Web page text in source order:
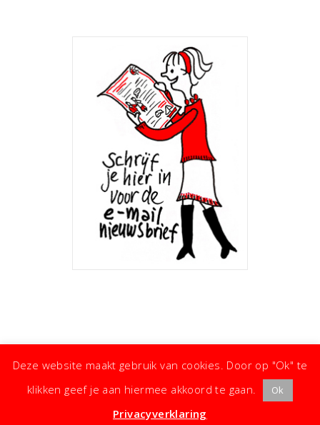
Koken met Karin· Kleine moeite, groot effect ·
Deze website maakt gebruik van cookies. Door op "Ok" te
klikken geef je aan hiermee akkoord te gaan.
Ok
Privacyverklaring